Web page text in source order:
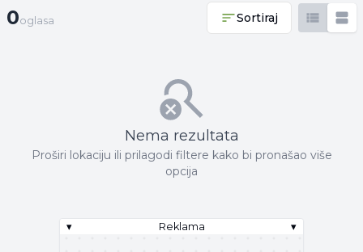
0 oglasa
0oglasa Sortiraj
Nema rezultata
Proširi lokaciju ili prilagodi filtere kako bi pronašao više
opcija
▾ Reklama ▾